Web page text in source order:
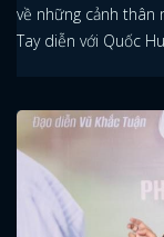
về những cảnh thân
Tay diễn với Quốc